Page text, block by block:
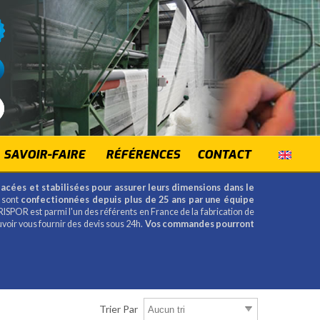
SAVOIR-FAIRE RÉFÉRENCES CONTACT
et stabilisées pour assurer leurs dimensions dans le
confectionnées depuis plus de 25 ans par une équipe
est parmi l'un des référents en France de la fabrication de
vous fournir des devis sous 24h. Vos commandes pourront
Trier Par